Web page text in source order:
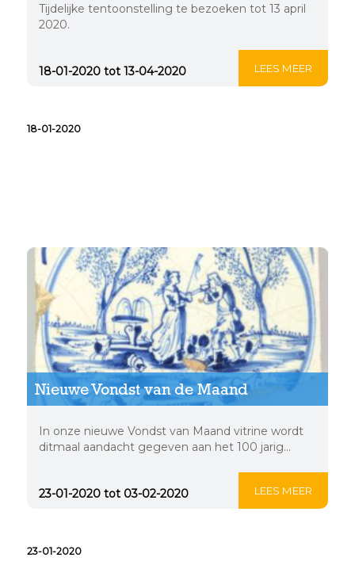
Tijdelijke tentoonstelling te bezoeken tot 13 april
2020.
18-01-2020 tot 13-04-2020 LEES MEER
18-01-2020
Nieuwe Vondst van de Maand
In onze nieuwe Vondst van Maand vitrine wordt
ditmaal aandacht gegeven aan het 100 jarig...
23-01-2020 tot 03-02-2020 LEES MEER
23-01-2020